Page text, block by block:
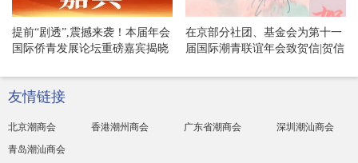
提前“剧透”,震撼来袭！本届年会
国际侨青发展论坛重磅嘉宾揭晓
在京部分社团、基金会为第十一
届国际潮青联谊年会致贺信|贺信
友情链接
北京潮商会 香港潮州商会 广东省潮商会
深圳潮汕商会
青岛潮汕商会